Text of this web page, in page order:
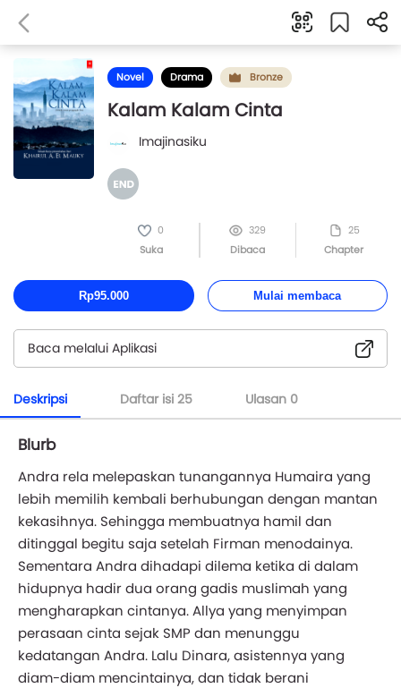
Novel Drama Bronze
Kalam Kalam Cinta
Imajinasiku
0
Suka
329
Dibaca
25
Chapter
Rp95.000 Mulai membaca
Baca melalui Aplikasi
Deskripsi Daftar isi 25 Ulasan 0
Blurb
Andra rela melepaskan tunangannya Humaira yang
lebih memilih kembali berhubungan dengan mantan
kekasihnya. Sehingga membuatnya hamil dan
ditinggal begitu saja setelah Firman menodainya.
Sementara Andra dihadapi dilema ketika di dalam
hidupnya hadir dua orang gadis muslimah yang
mengharapkan cintanya. Allya yang menyimpan
perasaan cinta sejak SMP dan menunggu
kedatangan Andra. Lalu Dinara, asistennya yang
diam-diam mencintainya, dan tidak berani